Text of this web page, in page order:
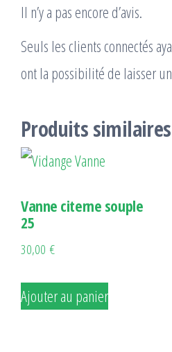
Il n’y a pas encore d’avis.
Seuls les clients connectés
ont la possibilité de laisser
Produits similaires
Vanne citerne souple
25
30,00 €
Ajouter au panier